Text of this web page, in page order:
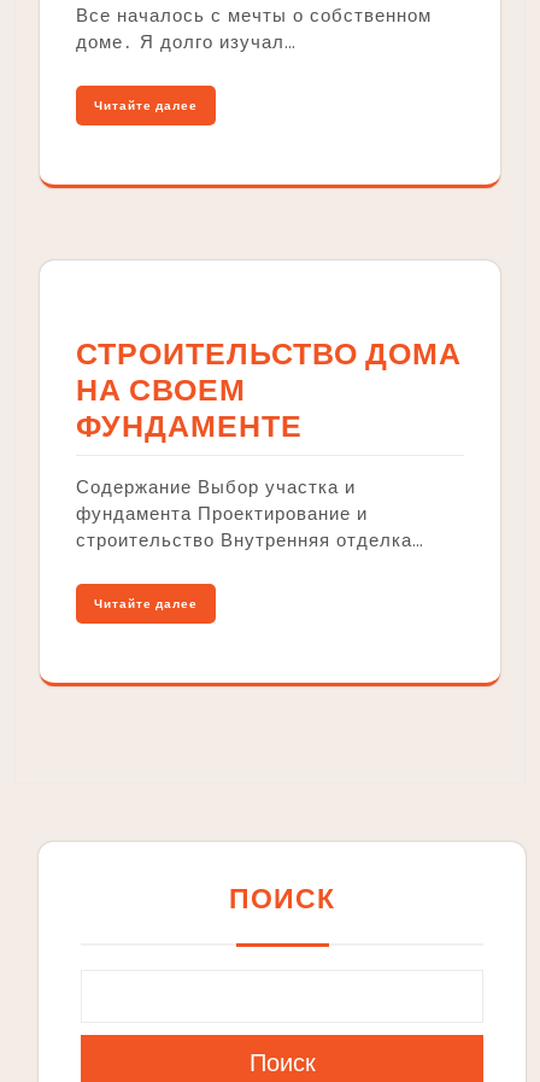
Все началось с мечты о собственном
доме․ Я долго изучал…
Читайте далее
СТРОИТЕЛЬСТВО ДОМА
НА СВОЕМ
ФУНДАМЕНТЕ
Содержание Выбор участка и
фундамента Проектирование и
строительство Внутренняя отделка…
Читайте далее
ПОИСК
Поиск